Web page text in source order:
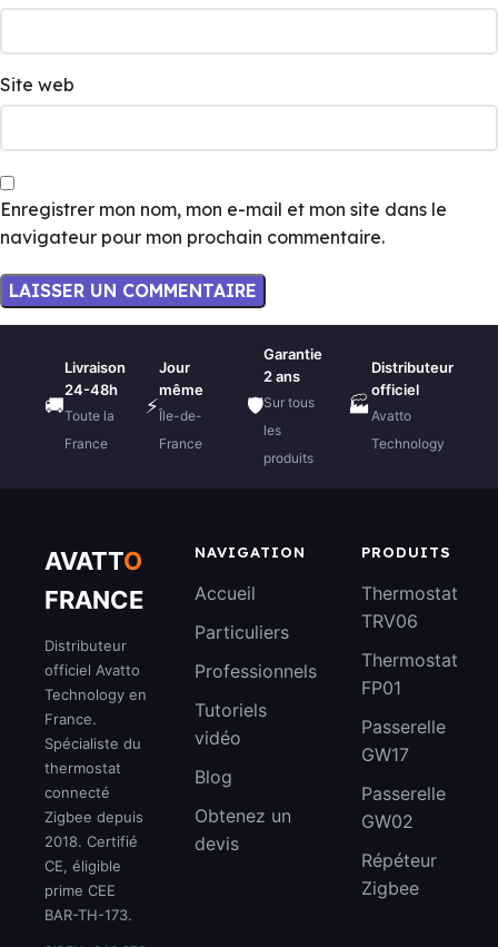
Site web
Enregistrer mon nom, mon e-mail et mon site dans le
navigateur pour mon prochain commentaire.
🚚
Livraison
24-48h
Toute la
France
⚡
Jour
même
Île-de-
France
🛡️
Garantie
2 ans
Sur tous
les
produits
🏭
Distributeur
officiel
Avatto
Technology
AVATTO
FRANCE
Distributeur
officiel Avatto
Technology en
France.
Spécialiste du
thermostat
connecté
Zigbee depuis
2018. Certifié
CE, éligible
prime CEE
BAR-TH-173.
NAVIGATION
Accueil
Particuliers
Professionnels
Tutoriels
vidéo
Blog
Obtenez un
devis
PRODUITS
Thermostat
TRV06
Thermostat
FP01
Passerelle
GW17
Passerelle
GW02
Répéteur
Zigbee